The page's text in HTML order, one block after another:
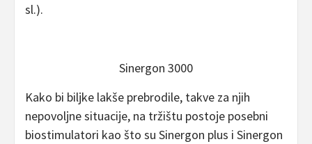
sl.).
Sinergon 3000
Kako bi biljke lakše prebrodile, takve za njih
nepovoljne situacije, na tržištu postoje posebni
biostimulatori kao što su Sinergon plus i Sinergon